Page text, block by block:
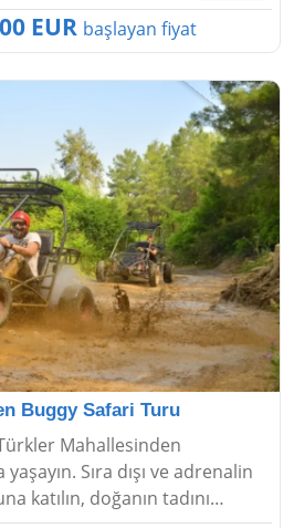
EUR başlayan fiyat
Buggy Safari Turu
Mahallesinden
Sıra dışı ve adrenalin
katılın, doğanın tadını